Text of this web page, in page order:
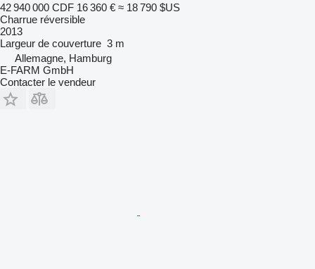
42 940 000 CDF 16 360 € ≈ 18 790 $US
Charrue réversible
2013
Largeur de couverture 3 m
Allemagne, Hamburg
E-FARM GmbH
Contacter le vendeur